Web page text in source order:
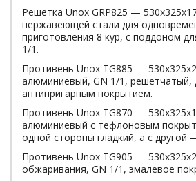
Решетка Unox GRP825 —
нержавеющей стали для
приготовления 8 кур, с поддоном
1/1.
Противень Unox TG885 —
алюминиевый, GN 1/1, решетчатый,
антипригарным покрытием.
Противень Unox TG870 —
алюминиевый с тефлоновым
одной стороны гладкий, а с другой
Противень Unox TG905 —
обжаривания, GN 1/1, эмалевое